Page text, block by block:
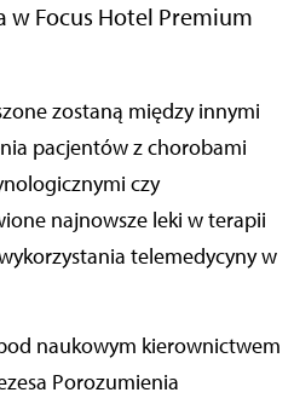
Focus Hotel Premium
pacjentów z chorobami
czy
najnowsze leki w terapii
telemedycyny w
naukowym kierownictwem
Porozumienia